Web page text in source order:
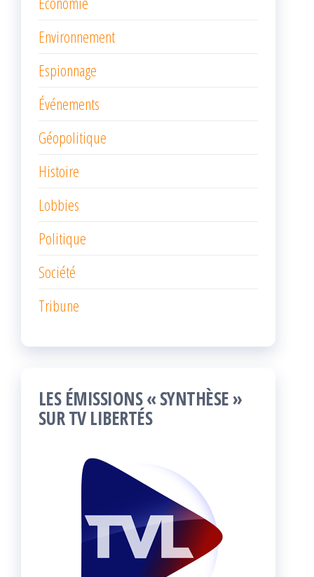
Environnement
Espionnage
Événements
Géopolitique
Histoire
Lobbies
Politique
Société
Tribune
LES ÉMISSIONS « SYNTHÈSE »
SUR TV LIBERTÉS